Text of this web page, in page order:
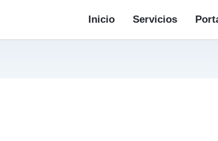
Inicio Servicios